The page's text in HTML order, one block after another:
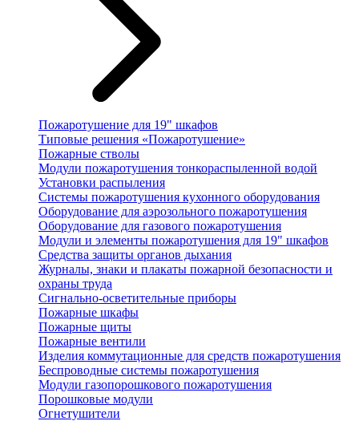
Пожаротушение для 19" шкафов
Типовые решения «Пожаротушение»
Пожарные стволы
Модули пожаротушения тонкораспыленной водой
Установки распыления
Системы пожаротушения кухонного оборудования
Оборудование для аэрозольного пожаротушения
Оборудование для газового пожаротушения
Модули и элементы пожаротушения для 19" шкафов
Средства защиты органов дыхания
Журналы, знаки и плакаты пожарной безопасности и
охраны труда
Сигнально-осветительные приборы
Пожарные шкафы
Пожарные щиты
Пожарные вентили
Изделия коммутационные для средств пожаротушения
Беспроводные системы пожаротушения
Модули газопорошкового пожаротушения
Порошковые модули
Огнетушители